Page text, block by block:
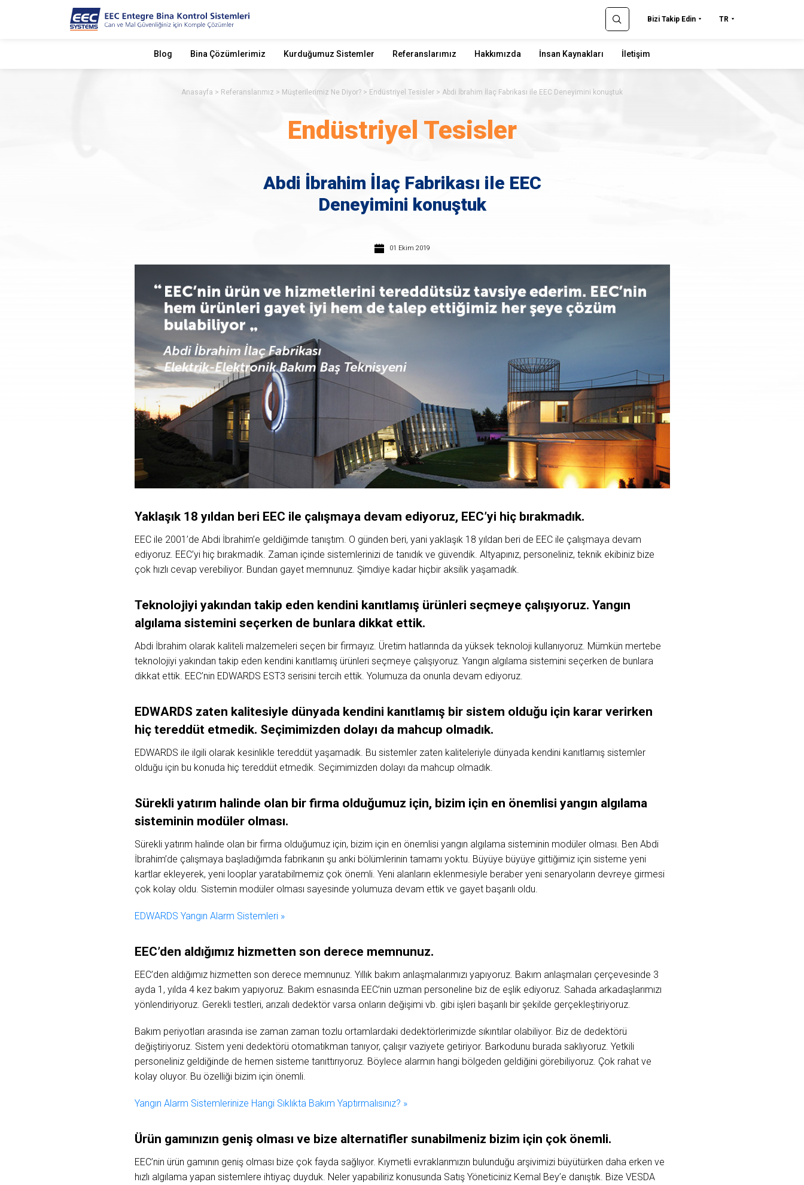
Bizi Takip Edin TR
Blog Bina Çözümlerimiz Kurduğumuz Sistemler Referanslarımız Hakkımızda İnsan Kaynakları İletişim
Anasayfa Referanslarımız Müşterilerimiz Ne Diyor? Endüstriyel Tesisler Abdi İbrahim İlaç Fabrikası ile EEC Deneyimini konuştuk
Endüstriyel Tesisler
Abdi İbrahim İlaç Fabrikası ile EEC
Deneyimini konuştuk
01 Ekim 2019
Yaklaşık 18 yıldan beri EEC ile çalışmaya devam ediyoruz, EEC’yi hiç bırakmadık.
EEC ile 2001’de Abdi İbrahim’e geldiğimde tanıştım. O günden beri, yani yaklaşık 18 yıldan beri de EEC ile çalışmaya devam
ediyoruz. EEC’yi hiç bırakmadık. Zaman içinde sistemlerinizi de tanıdık ve güvendik. Altyapınız, personeliniz, teknik ekibiniz bize
çok hızlı cevap verebiliyor. Bundan gayet memnunuz. Şimdiye kadar hiçbir aksilik yaşamadık.
Teknolojiyi yakından takip eden kendini kanıtlamış ürünleri seçmeye çalışıyoruz. Yangın
algılama sistemini seçerken de bunlara dikkat ettik.
Abdi İbrahim olarak kaliteli malzemeleri seçen bir firmayız. Üretim hatlarında da yüksek teknoloji kullanıyoruz. Mümkün mertebe
teknolojiyi yakından takip eden kendini kanıtlamış ürünleri seçmeye çalışıyoruz. Yangın algılama sistemini seçerken de bunlara
dikkat ettik. EEC’nin EDWARDS EST3 serisini tercih ettik. Yolumuza da onunla devam ediyoruz.
EDWARDS zaten kalitesiyle dünyada kendini kanıtlamış bir sistem olduğu için karar verirken
hiç tereddüt etmedik. Seçimimizden dolayı da mahcup olmadık.
EDWARDS ile ilgili olarak kesinlikle tereddüt yaşamadık. Bu sistemler zaten kaliteleriyle dünyada kendini kanıtlamış sistemler
olduğu için bu konuda hiç tereddüt etmedik. Seçimimizden dolayı da mahcup olmadık.
Sürekli yatırım halinde olan bir firma olduğumuz için, bizim için en önemlisi yangın algılama
sisteminin modüler olması.
Sürekli yatırım halinde olan bir firma olduğumuz için, bizim için en önemlisi yangın algılama sisteminin modüler olması. Ben Abdi
İbrahim’de çalışmaya başladığımda fabrikanın şu anki bölümlerinin tamamı yoktu. Büyüye büyüye gittiğimiz için sisteme yeni
kartlar ekleyerek, yeni looplar yaratabilmemiz çok önemli. Yeni alanların eklenmesiyle beraber yeni senaryoların devreye girmesi
çok kolay oldu. Sistemin modüler olması sayesinde yolumuza devam ettik ve gayet başarılı oldu.
EDWARDS Yangın Alarm Sistemleri »
EEC’den aldığımız hizmetten son derece memnunuz.
EEC’den aldığımız hizmetten son derece memnunuz. Yıllık bakım anlaşmalarımızı yapıyoruz. Bakım anlaşmaları çerçevesinde 3
ayda 1, yılda 4 kez bakım yapıyoruz. Bakım esnasında EEC’nin uzman personeline biz de eşlik ediyoruz. Sahada arkadaşlarımızı
yönlendiriyoruz. Gerekli testleri, arızalı dedektör varsa onların değişimi vb. gibi işleri başarılı bir şekilde gerçekleştiriyoruz.
Bakım periyotları arasında ise zaman zaman tozlu ortamlardaki dedektörlerimizde sıkıntılar olabiliyor. Biz de dedektörü
değiştiriyoruz. Sistem yeni dedektörü otomatikman tanıyor, çalışır vaziyete getiriyor. Barkodunu burada saklıyoruz. Yetkili
personeliniz geldiğinde de hemen sisteme tanıttırıyoruz. Böylece alarmın hangi bölgeden geldiğini görebiliyoruz. Çok rahat ve
kolay oluyor. Bu özelliği bizim için önemli.
Yangın Alarm Sistemlerinize Hangi Sıklıkta Bakım Yaptırmalısınız? »
Ürün gamınızın geniş olması ve bize alternatifler sunabilmeniz bizim için çok önemli.
EEC’nin ürün gamının geniş olması bize çok fayda sağlıyor. Kıymetli evraklarımızın bulunduğu arşivimizi büyütürken daha erken ve
hızlı algılama yapan sistemlere ihtiyaç duyduk. Neler yapabiliriz konusunda Satış Yöneticiniz Kemal Bey’e danıştık. Bize VESDA